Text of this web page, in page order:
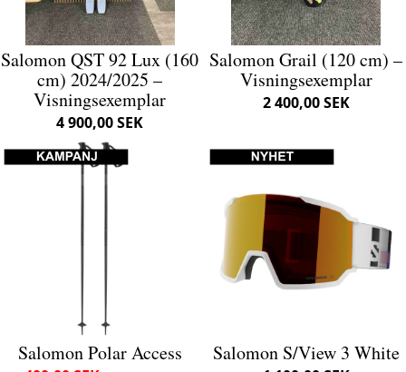
Salomon QST 92 Lux (160
cm) 2024/2025 –
Visningsexemplar
4 900,00 SEK
Salomon Grail (120 cm) –
Visningsexemplar
2 400,00 SEK
Salomon Polar Access Salomon S/View 3 White